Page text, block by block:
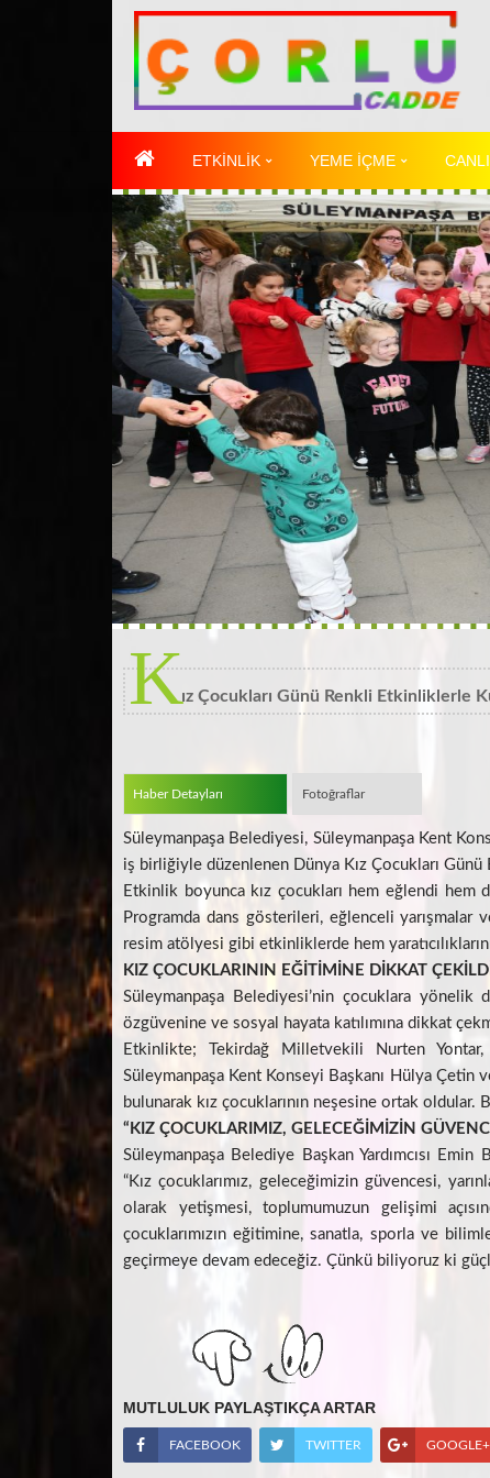
ETKİNLİK YEME İÇME
Kız Çocukları Günü Renkli Etkinliklerle
Haber Detayları Fotoğraflar
Süleymanpaşa Belediyesi, Süleymanpaşa Kent
iş birliğiyle düzenlenen Dünya Kız Çocukları
Etkinlik boyunca kız çocukları hem eğlendi hem
Programda dans gösterileri, eğlenceli yarışmalar
resim atölyesi gibi etkinliklerde hem
KIZ ÇOCUKLARININ EĞİTİMİNE DİKKAT ÇEKİLDİ
Süleymanpaşa Belediyesi’nin çocuklara
özgüvenine ve sosyal hayata katılımına dikkat
Etkinlikte; Tekirdağ Milletvekili Nurten Yontar,
Süleymanpaşa Kent Konseyi Başkanı Hülya
bulunarak kız çocuklarının neşesine ortak oldular.
“KIZ ÇOCUKLARIMIZ, GELECEĞİMİZİN
Süleymanpaşa Belediye Başkan Yardımcısı
“Kız çocuklarımız, geleceğimizin güvencesi,
olarak yetişmesi, toplumumuzun gelişimi
çocuklarımızın eğitimine, sanatla, sporla ve
geçirmeye devam edeceğiz. Çünkü biliyoruz ki
MUTLULUK PAYLAŞTIKÇA ARTAR
FACEBOOK TWITTER GOOGLE+